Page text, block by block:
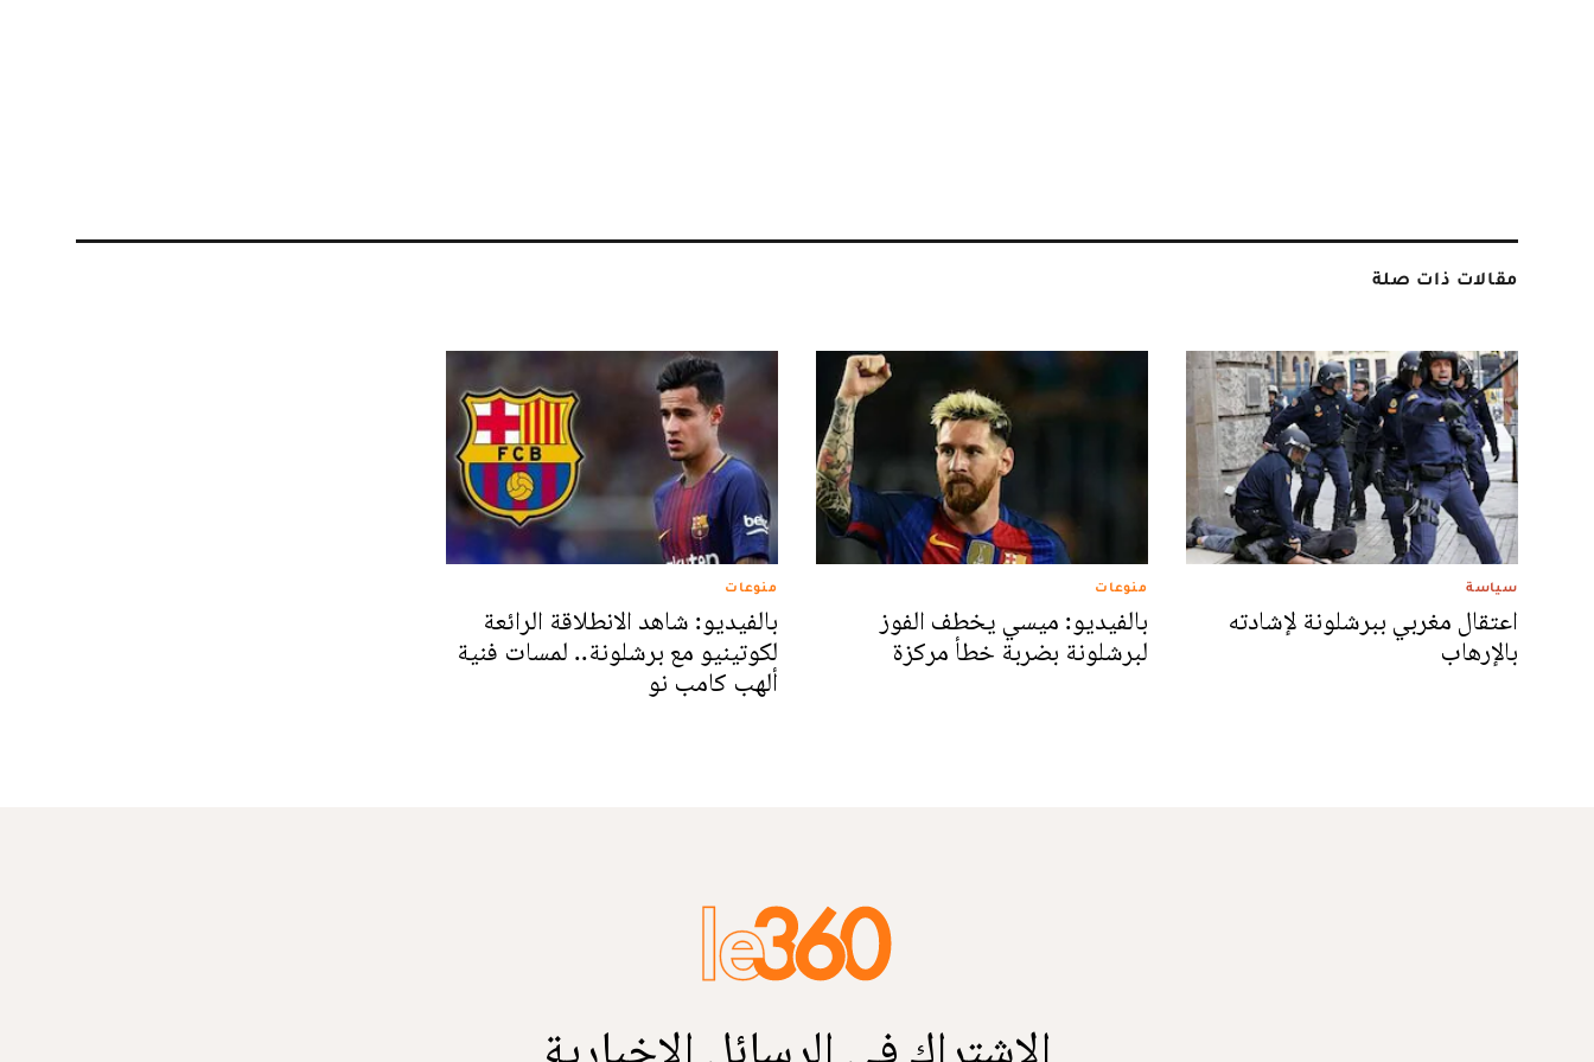
مقالات ذات صلة
سياسة
اعتقال مغربي ببرشلونة لإشادته
بالإرهاب
منوعات
بالفيديو: ميسي يخطف الفوز
لبرشلونة بضربة خطأ مركزة
منوعات
بالفيديو: شاهد الانطلاقة الرائعة
لكوتينيو مع برشلونة.. لمسات فنية
ألهب كامب نو
الاشتراك في الرسائل الإخبارية